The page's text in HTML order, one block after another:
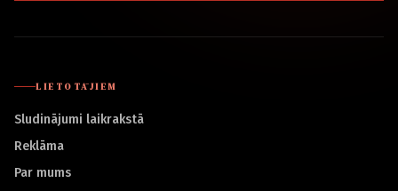
LIETOTĀJIEM
Sludinājumi laikrakstā
Reklāma
Par mums